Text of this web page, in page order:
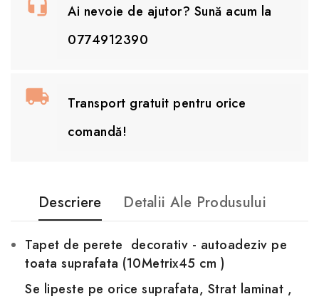
Ai nevoie de ajutor? Sună acum la
0774912390
Transport gratuit pentru orice
comandă!
Descriere Detalii Ale Produsului
Tapet de perete decorativ - autoadeziv pe
toata suprafata (10Metrix45 cm )
Se lipeste pe orice suprafata, Strat laminat ,